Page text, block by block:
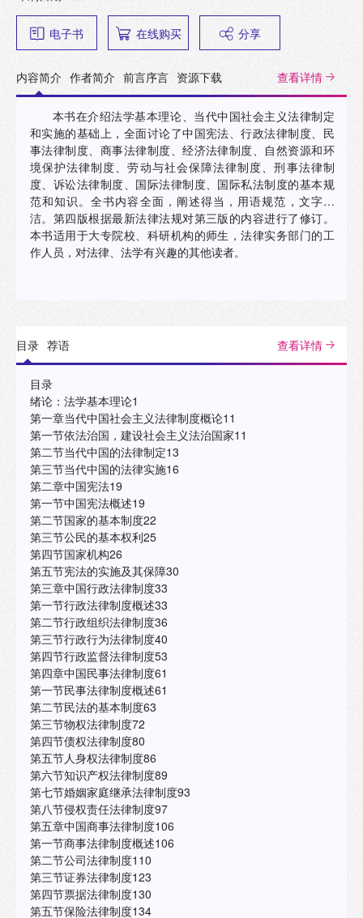
电子书 在线购买 分享
内容简介 作者简介 前言序言 资源下载 查看详情
本书在介绍法学基本理论、当代中国社会主义法律制定
和实施的基础上，全面讨论了中国宪法、行政法律制度、民
事法律制度、商事法律制度、经济法律制度、自然资源和环
境保护法律制度、劳动与社会保障法律制度、刑事法律制
度、诉讼法律制度、国际法律制度、国际私法制度的基本规
范和知识。全书内容全面，阐述得当，用语规范，文字简
洁。第四版根据最新法律法规对第三版的内容进行了修订。
本书适用于大专院校、科研机构的师生，法律实务部门的工
作人员，对法律、法学有兴趣的其他读者。
目录 荐语 查看详情
目录
绪论：法学基本理论1
第一章当代中国社会主义法律制度概论11
第一节依法治国，建设社会主义法治国家11
第二节当代中国的法律制定13
第三节当代中国的法律实施16
第二章中国宪法19
第一节中国宪法概述19
第二节国家的基本制度22
第三节公民的基本权利25
第四节国家机构26
第五节宪法的实施及其保障30
第三章中国行政法律制度33
第一节行政法律制度概述33
第二节行政组织法律制度36
第三节行政行为法律制度40
第四节行政监督法律制度53
第四章中国民事法律制度61
第一节民事法律制度概述61
第二节民法的基本制度63
第三节物权法律制度72
第四节债权法律制度80
第五节人身权法律制度86
第六节知识产权法律制度89
第七节婚姻家庭继承法律制度93
第八节侵权责任法律制度97
第五章中国商事法律制度106
第一节商事法律制度概述106
第二节公司法律制度110
第三节证券法律制度123
第四节票据法律制度130
第五节保险法律制度134